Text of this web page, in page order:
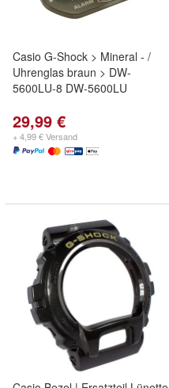
Casio G-Shock > Mineral - /
Uhrenglas braun > DW-
5600LU-8 DW-5600LU
29,99 €
+ 4,99 € Versand